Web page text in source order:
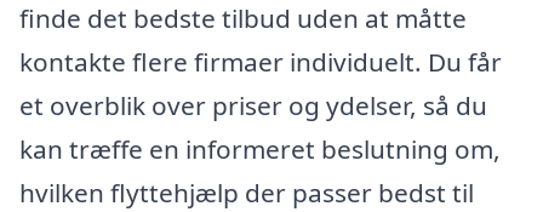
finde det bedste tilbud uden at måtte
kontakte flere firmaer individuelt. Du får
et overblik over priser og ydelser, så du
kan træffe en informeret beslutning om,
hvilken flyttehjælp der passer bedst til